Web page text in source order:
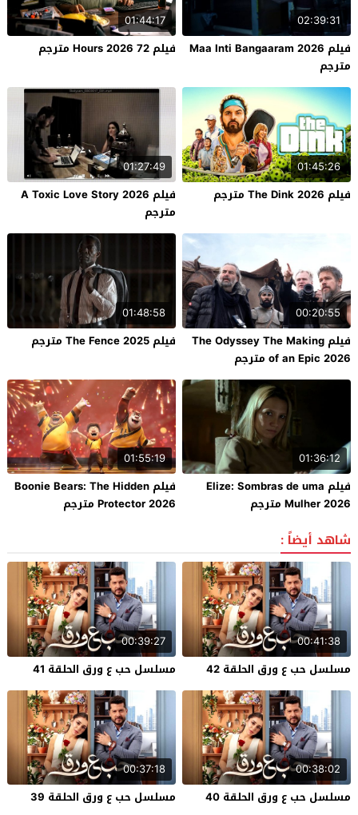
02:39:31
فيلم Maa Inti Bangaaram 2026
مترجم
01:44:17
فيلم 72 Hours 2026 مترجم
01:45:26
فيلم The Dink 2026 مترجم
01:27:49
فيلم A Toxic Love Story 2026
مترجم
00:20:55
فيلم The Odyssey The Making
of an Epic 2026 مترجم
01:48:58
فيلم The Fence 2025 مترجم
01:36:12
فيلم Elize: Sombras de uma
Mulher 2026 مترجم
01:55:19
فيلم Boonie Bears: The Hidden
Protector 2026 مترجم
شاهد أيضاً :
00:41:38
مسلسل حب ع ورق الحلقة 42
00:39:27
مسلسل حب ع ورق الحلقة 41
00:38:02
مسلسل حب ع ورق الحلقة 40
00:37:18
مسلسل حب ع ورق الحلقة 39